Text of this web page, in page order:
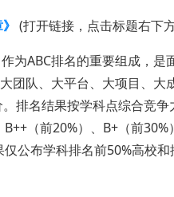
(打开链接，点击标题右下
为ABC排名的重要组成，
团队、大平台、大项目、
排名结果按学科点综合竞争
（前20%）、B+（前30%
公布学科排名前50%高校和